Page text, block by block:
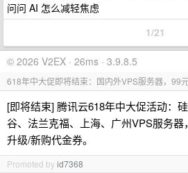
问问 AI 怎么减轻焦虑
1/21
© 2026 V2EX · 26ms · 3.9.8.5
618年中大促即将结束：国内外VPS服务器，99
[即将结束] 腾讯云618年中大促活动：
谷、法兰克福、上海、广州VPS服务
升级/新购代金券。
Promoted byid7368